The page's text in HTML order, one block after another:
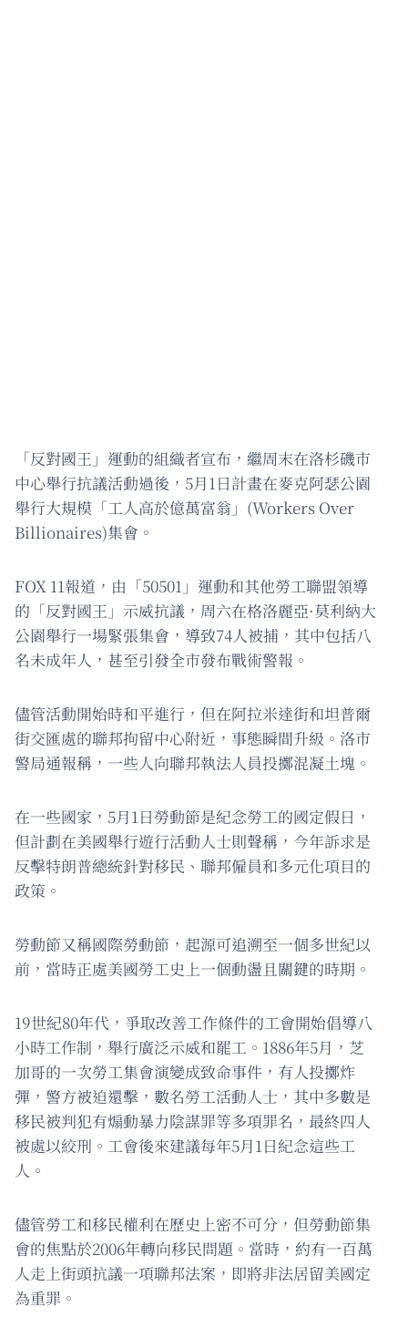
「反對國王」運動的組織者宣布，繼周末在洛杉磯市
中心舉行抗議活動過後，5月1日計畫在麥克阿瑟公園
舉行大規模「工人高於億萬富翁」(Workers Over
Billionaires)集會。
FOX 11報道，由「50501」運動和其他勞工聯盟領導
的「反對國王」示威抗議，周六在格洛麗亞·莫利納大
公園舉行一場緊張集會，導致74人被捕，其中包括八
名未成年人，甚至引發全市發布戰術警報。
儘管活動開始時和平進行，但在阿拉米達街和坦普爾
街交匯處的聯邦拘留中心附近，事態瞬間升級。洛市
警局通報稱，一些人向聯邦執法人員投擲混凝土塊。
在一些國家，5月1日勞動節是紀念勞工的國定假日，
但計劃在美國舉行遊行活動人士則聲稱，今年訴求是
反擊特朗普總統針對移民、聯邦僱員和多元化項目的
政策。
勞動節又稱國際勞動節，起源可追溯至一個多世紀以
前，當時正處美國勞工史上一個動盪且關鍵的時期。
19世紀80年代，爭取改善工作條件的工會開始倡導八
小時工作制，舉行廣泛示威和罷工。1886年5月，芝
加哥的一次勞工集會演變成致命事件，有人投擲炸
彈，警方被迫還擊，數名勞工活動人士，其中多數是
移民被判犯有煽動暴力陰謀罪等多項罪名，最終四人
被處以絞刑。工會後來建議每年5月1日紀念這些工
人。
儘管勞工和移民權利在歷史上密不可分，但勞動節集
會的焦點於2006年轉向移民問題。當時，約有一百萬
人走上街頭抗議一項聯邦法案，即將非法居留美國定
為重罪。